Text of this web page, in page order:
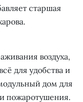
старшая
воздуха,
для удобства и
дом для
пожаротушения.